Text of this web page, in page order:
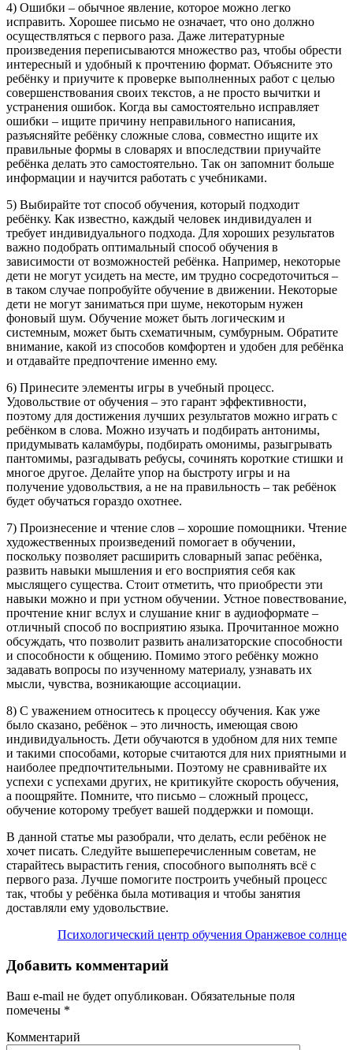
4) Ошибки – обычное явление, которое можно легко
исправить. Хорошее письмо не означает, что оно должно
осуществляться с первого раза. Даже литературные
произведения переписываются множество раз, чтобы обрести
интересный и удобный к прочтению формат. Объясните это
ребёнку и приучите к проверке выполненных работ с целью
совершенствования своих текстов, а не просто вычитки и
устранения ошибок. Когда вы самостоятельно исправляет
ошибки – ищите причину неправильного написания,
разъясняйте ребёнку сложные слова, совместно ищите их
правильные формы в словарях и впоследствии приучайте
ребёнка делать это самостоятельно. Так он запомнит больше
информации и научится работать с учебниками.
5) Выбирайте тот способ обучения, который подходит
ребёнку. Как известно, каждый человек индивидуален и
требует индивидуального подхода. Для хороших результатов
важно подобрать оптимальный способ обучения в
зависимости от возможностей ребёнка. Например, некоторые
дети не могут усидеть на месте, им трудно сосредоточиться –
в таком случае попробуйте обучение в движении. Некоторые
дети не могут заниматься при шуме, некоторым нужен
фоновый шум. Обучение может быть логическим и
системным, может быть схематичным, сумбурным. Обратите
внимание, какой из способов комфортен и удобен для ребёнка
и отдавайте предпочтение именно ему.
6) Принесите элементы игры в учебный процесс.
Удовольствие от обучения – это гарант эффективности,
поэтому для достижения лучших результатов можно играть с
ребёнком в слова. Можно изучать и подбирать антонимы,
придумывать каламбуры, подбирать омонимы, разыгрывать
пантомимы, разгадывать ребусы, сочинять короткие стишки и
многое другое. Делайте упор на быстроту игры и на
получение удовольствия, а не на правильность – так ребёнок
будет обучаться гораздо охотнее.
7) Произнесение и чтение слов – хорошие помощники. Чтение
художественных произведений помогает в обучении,
поскольку позволяет расширить словарный запас ребёнка,
развить навыки мышления и его восприятия себя как
мыслящего существа. Стоит отметить, что приобрести эти
навыки можно и при устном обучении. Устное повествование,
прочтение книг вслух и слушание книг в аудиоформате –
отличный способ по восприятию языка. Прочитанное можно
обсуждать, что позволит развить анализаторские способности
и способности к общению. Помимо этого ребёнку можно
задавать вопросы по изученному материалу, узнавать их
мысли, чувства, возникающие ассоциации.
8) С уважением относитесь к процессу обучения. Как уже
было сказано, ребёнок – это личность, имеющая свою
индивидуальность. Дети обучаются в удобном для них темпе
и такими способами, которые считаются для них приятными и
наиболее предпочтительными. Поэтому не сравнивайте их
успехи с успехами других, не критикуйте скорость обучения,
а поощряйте. Помните, что письмо – сложный процесс,
обучение которому требует вашей поддержки и помощи.
В данной статье мы разобрали, что делать, если ребёнок не
хочет писать. Следуйте вышеперечисленным советам, не
старайтесь вырастить гения, способного выполнять всё с
первого раза. Лучше помогите построить учебный процесс
так, чтобы у ребёнка была мотивация и чтобы занятия
доставляли ему удовольствие.
Психологический центр обучения Оранжевое солнце
Добавить комментарий
Ваш e-mail не будет опубликован. Обязательные поля
помечены *
Комментарий